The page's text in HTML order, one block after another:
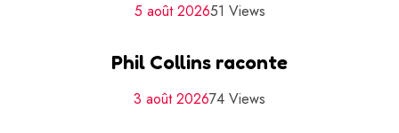
5 août 202651 Views
Phil Collins raconte
3 août 202674 Views